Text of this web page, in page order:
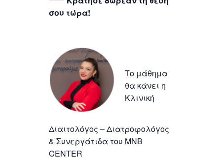
σου τώρα!
Το μάθημα
θα κάνει η
Κλινική
Διαιτολόγος – Διατροφολόγος
& Συνεργάτιδα του MNB
CENTER